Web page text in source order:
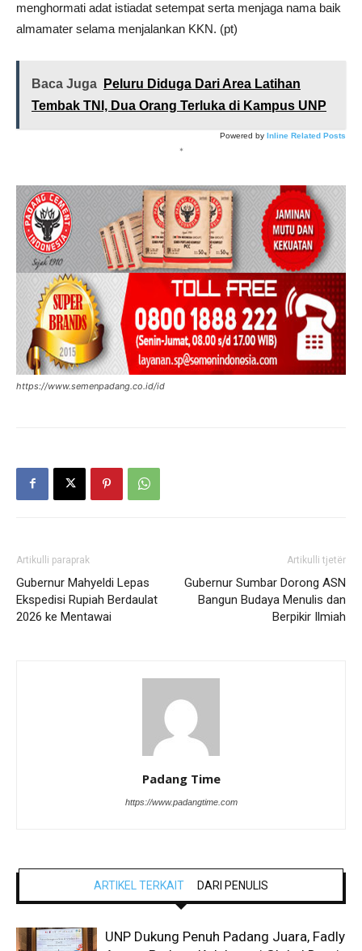
menghormati adat istiadat setempat serta menjaga nama baik
almamater selama menjalankan KKN. (pt)
Baca Juga
Peluru Diduga Dari Area Latihan
Tembak TNI, Dua Orang Terluka di Kampus UNP
Powered by Inline Related Posts
*
https://www.semenpadang.co.id/id
Artikulli paraprak
Gubernur Mahyeldi Lepas
Ekspedisi Rupiah Berdaulat
2026 ke Mentawai
Artikulli tjetër
Gubernur Sumbar Dorong ASN
Bangun Budaya Menulis dan
Berpikir Ilmiah
Padang Time
https://www.padangtime.com
ARTIKEL TERKAIT DARI PENULIS
UNP Dukung Penuh Padang Juara, Fadly